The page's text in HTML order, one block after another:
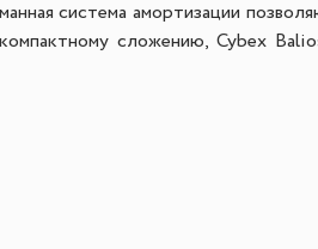
система амортизации
сложению, Cybex